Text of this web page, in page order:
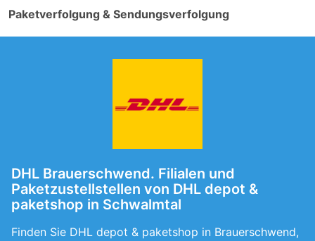
Paketverfolgung & Sendungsverfolgung
DHL Brauerschwend. Filialen und
Paketzustellstellen von DHL depot &
paketshop in Schwalmtal
Finden Sie DHL depot & paketshop in Brauerschwend,